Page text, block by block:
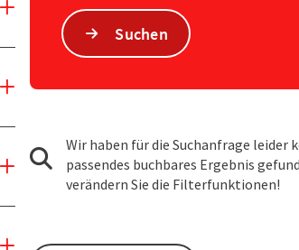
Suchen
Wir haben für die Suchanfrage leider
passendes buchbares Ergebnis
verändern Sie die Filterfunktionen!